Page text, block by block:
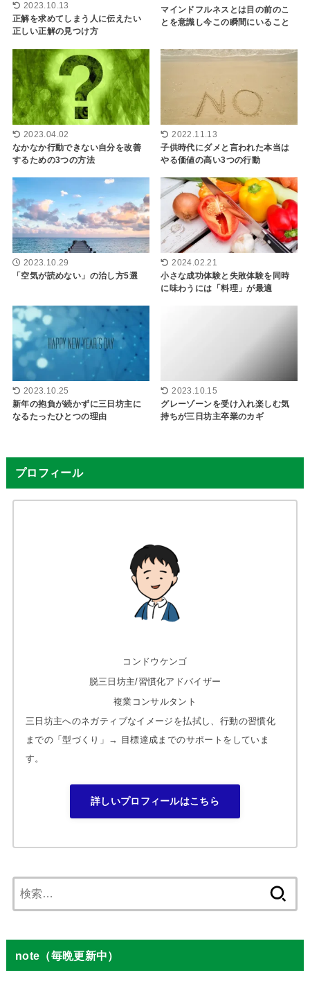
2023.10.13
正解を求めてしまう人に伝えたい
正しい正解の見つけ方
マインドフルネスとは目の前のこ
とを意識し今この瞬間にいること
2023.04.02
なかなか行動できない自分を改善
するための3つの方法
2022.11.13
子供時代にダメと言われた本当は
やる価値の高い3つの行動
2023.10.29
「空気が読めない」の治し方5選
2024.02.21
小さな成功体験と失敗体験を同時
に味わうには「料理」が最適
2023.10.25
新年の抱負が続かずに三日坊主に
なるたったひとつの理由
2023.10.15
グレーゾーンを受け入れ楽しむ気
持ちが三日坊主卒業のカギ
プロフィール
コンドウケンゴ
脱三日坊主/習慣化アドバイザー
複業コンサルタント
三日坊主へのネガティブなイメージを払拭し、行動の習慣化
までの「型づくり」→ 目標達成までのサポートをしていま
す。
詳しいプロフィールはこちら
索:
note（毎晩更新中）